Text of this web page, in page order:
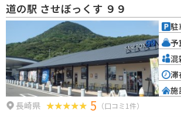
道の駅 させぼっくす ９９
長崎県 5 （口コミ1件）
駐
予
混
滞
施